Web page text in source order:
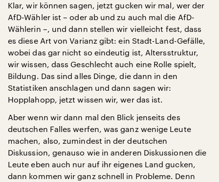
Klar, wir können sagen, jetzt gucken wir mal, wer der
AfD-Wähler ist – oder ab und zu auch mal die AfD-
Wählerin –, und dann stellen wir vielleicht fest, dass
es diese Art von Varianz gibt: ein Stadt-Land-Gefälle,
wobei das gar nicht so eindeutig ist, Altersstruktur,
wir wissen, dass Geschlecht auch eine Rolle spielt,
Bildung. Das sind alles Dinge, die dann in den
Statistiken anschlagen und dann sagen wir:
Hopplahopp, jetzt wissen wir, wer das ist.
Aber wenn wir dann mal den Blick jenseits des
deutschen Falles werfen, was ganz wenige Leute
machen, also, zumindest in der deutschen
Diskussion, genauso wie in anderen Diskussionen die
Leute eben auch nur auf ihr eigenes Land gucken,
dann kommen wir ganz schnell in Probleme. Denn